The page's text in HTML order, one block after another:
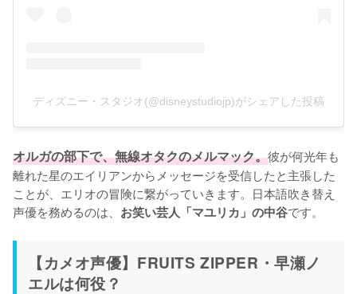
ディズニー・スタジオ(@disneystudiojp)がシェアした投稿
オルガの部下で、無線オタクのメルマック。彼が何光年も
離れた星のエイリアンからメッセージを受信したと主張した
ことが、エリオの冒険に繋がっていきます。日本語吹き替え
声優を務めるのは、 お笑い芸人「マユリカ」の中谷です。
【カメオ声優】FRUITS ZIPPER・早瀬ノ
エルは何役？